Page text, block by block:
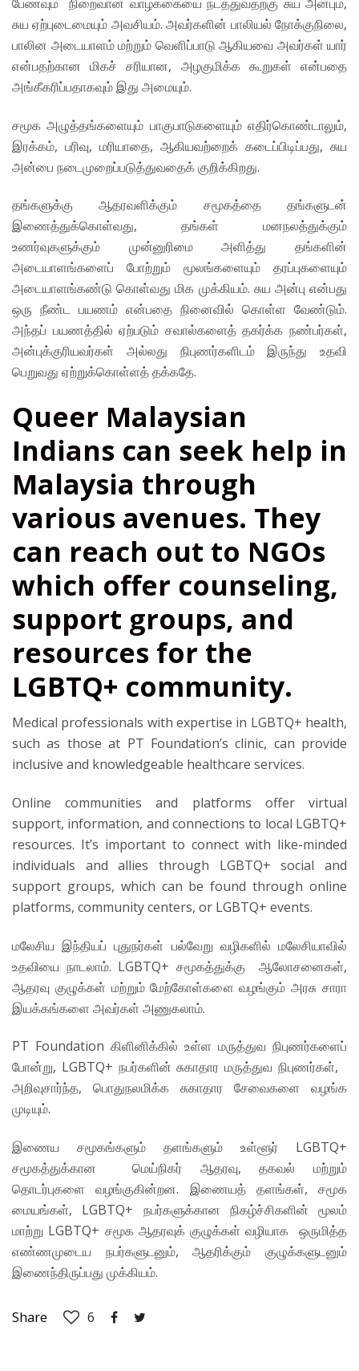
சுய ஏற்புடைமையும் அவசியம். அவர்களின் பாலியல் நோக்குநிலை,
பாலின அடையாளம் மற்றும் வெளிப்பாடு ஆகியவை அவர்கள் யார்
என்பதற்கான மிகச் சரியான, அழகுமிக்க கூறுகள் என்பதை
அங்கீகரிப்பதாகவும் இது அமையும்.
சமூக அழுத்தங்களையும் பாகுபாடுகளையும் எதிர்கொண்டாலும்,
இரக்கம், பரிவு, மரியாதை, ஆகியவற்றைக் கடைப்பிடிப்பது, சுய
அன்பை நடைமுறைப்படுத்துவதைக் குறிக்கிறது.
தங்களுக்கு ஆதரவளிக்கும் சமூகத்தை தங்களுடன்
இணைத்துக்கொள்வது, தங்கள் மனநலத்துக்கும்
உணர்வுகளுக்கும் முன்னுரிமை அளித்து தங்களின்
அடையாளங்களைப் போற்றும் மூலங்களையும் தரப்புகளையும்
அடையாளங்கண்டு கொள்வது மிக முக்கியம். சுய அன்பு என்பது
ஒரு நீண்ட பயணம் என்பதை நினைவில் கொள்ள வேண்டும்.
அந்தப் பயணத்தில் ஏற்படும் சவால்களைத் தகர்க்க நண்பர்கள்,
அன்புக்குரியவர்கள் அல்லது நிபுணர்களிடம் இருந்து உதவி
பெறுவது ஏற்றுக்கொள்ளத் தக்கதே.
Queer Malaysian
Indians can seek help in
Malaysia through
various avenues. They
can reach out to NGOs
which offer counseling,
support groups, and
resources for the
LGBTQ+ community.
Medical professionals with expertise in LGBTQ+ health,
such as those at PT Foundation’s clinic, can provide
inclusive and knowledgeable healthcare services.
Online communities and platforms offer virtual
support, information, and connections to local LGBTQ+
resources. It’s important to connect with like-minded
individuals and allies through LGBTQ+ social and
support groups, which can be found through online
platforms, community centers, or LGBTQ+ events.
மலேசிய இந்தியப் புதுநர்கள் பல்வேறு வழிகளில் மலேசியாவில்
உதவியை நாடலாம். LGBTQ+ சமூகத்துக்கு ஆலோசனைகள்,
ஆதரவு குழுக்கள் மற்றும் மேற்கோள்களை வழங்கும் அரசு சாரா
இயக்கங்களை அவர்கள் அணுகலாம்.
PT Foundation கிளினிக்கில் உள்ள மருத்துவ நிபுணர்களைப்
போன்று, LGBTQ+ நபர்களின் சுகாதார மருத்துவ நிபுணர்கள்,
அறிவுசார்ந்த, பொதுநலமிக்க சுகாதார சேவைகளை வழங்க
முடியும்.
இணைய சமூகங்களும் தளங்களும் உள்ளூர் LGBTQ+
சமூகத்துக்கான மெய்நிகர் ஆதரவு, தகவல் மற்றும்
தொடர்புகளை வழங்குகின்றன. இணையத் தளங்கள், சமூக
மையங்கள், LGBTQ+ நபர்களுக்கான நிகழ்ச்சிகளின் மூலம்
மாற்று LGBTQ+ சமூக ஆதரவுக் குழுக்கள் வழியாக ஒருமித்த
எண்ணமுடைய நபர்களுடனும், ஆதரிக்கும் குழுக்களுடனும்
இணைந்திருப்பது முக்கியம்.
Share 6